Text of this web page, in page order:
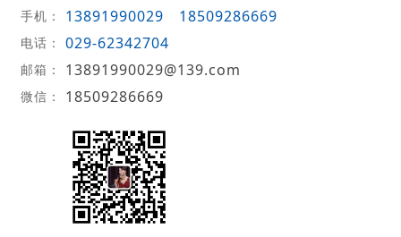
手机： 13891990029 18509286669
电话： 029-62342704
邮箱： 13891990029@139.com
微信： 18509286669